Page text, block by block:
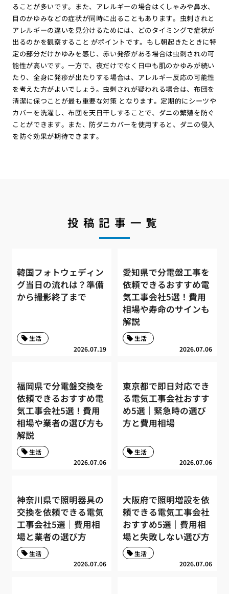
ることが多いです。また、アレルギーの場合はくしゃみや鼻水、
目のかゆみなどの症状が同時に出ることもあります。虫刺されと
アレルギーの違いを見分けるためには、どのタイミングで症状が
出るのかを観察すること がポイントです。もし朝起きたときに特
定の部分だけかゆみを感じ、赤い発疹がある場合は虫刺されの可
能性が高いです。一方で、夜だけでなく日中も肌のかゆみが続い
たり、全身に発疹が出たりする場合は、アレルギー反応の可能性
を考えた方がよいでしょう。虫刺されが疑われる場合は、布団を
清潔に保つことが最も重要な対策 となります。定期的にシーツや
カバーを洗濯し、布団を天日干しすることで、ダニの繁殖を防ぐ
ことができます。また、防ダニカバーを使用すると、ダニの侵入
を防ぐ効果が期待できます。
投稿記事一覧
韓国フォトウェディン
グ当日の流れは？準備
から撮影終了まで
2026.07.19
生活
愛知県で分電盤工事を
依頼できるおすすめ電
気工事会社5選！費用
相場や寿命のサインも
解説
2026.07.06
生活
福岡県で分電盤交換を
依頼できるおすすめ電
気工事会社5選！費用
相場や業者の選び方も
解説
2026.07.06
生活
東京都で即日対応でき
る電気工事会社おすす
め5選｜緊急時の選び
方と費用相場
2026.07.06
生活
神奈川県で照明器具の
交換を依頼できる電気
工事会社5選｜費用相
場と業者の選び方
2026.07.06
生活
大阪府で照明増設を依
頼できる電気工事会社
おすすめ5選｜費用相
場と失敗しない選び方
2026.07.06
生活